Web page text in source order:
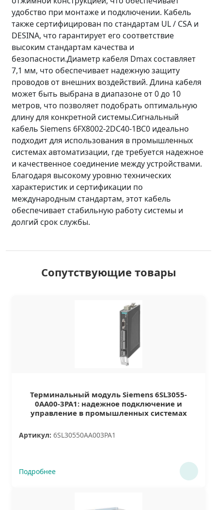
удобство при монтаже и подключении. Кабель
также сертифицирован по стандартам UL / CSA и
DESINA, что гарантирует его соответствие
высоким стандартам качества и
безопасности.Диаметр кабеля Dmax составляет
7,1 мм, что обеспечивает надежную защиту
проводов от внешних воздействий. Длина кабеля
может быть выбрана в диапазоне от 0 до 10
метров, что позволяет подобрать оптимальную
длину для конкретной системы.Сигнальный
кабель Siemens 6FX8002-2DC40-1BC0 идеально
подходит для использования в промышленных
системах автоматизации, где требуется надежное
и качественное соединение между устройствами.
Благодаря высокому уровню технических
характеристик и сертификации по
международным стандартам, этот кабель
обеспечивает стабильную работу системы и
долгий срок службы.
Сопутствующие товары
Терминальный модуль Siemens 6SL3055-
0AA00-3PA1: надежное подключение и
управление в промышленных системах
Артикул: 6SL30550AA003PA1
Подробнее